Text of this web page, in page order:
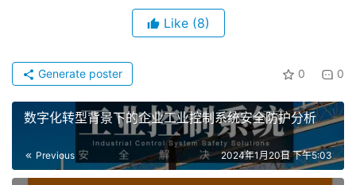
Like (8)
0 0
Generate poster
数字化转型背景下的企业工业控制系统安全防护分析
Previous 2024年1月20日 下午5:03